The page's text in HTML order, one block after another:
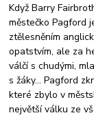
Když Barry
městečko Pagford
ztělesněním
opatstvím, ale za
válčí s chudými,
s žáky... Pagford
které zbylo v
největší válku ze